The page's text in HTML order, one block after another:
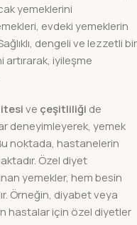
yemeklerini
evdeki yemeklerin
dengeli ve lezzetli bir
artırarak, iyileşme
ve çeşitliliği de
deneyimleyerek, yemek
noktada, hastanelerin
Özel diyet
yemekler, hem besin
Örneğin, diyabet veya
hastalar için özel diyetler